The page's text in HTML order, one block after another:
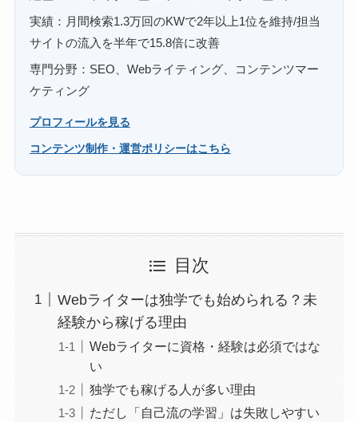
実績：月間検索1.3万回のKWで2年以上1位を維持/担当
サイトの流入を半年で15.8倍に改善
専門分野：SEO、Webライティング、コンテンツマー
ケティング
プロフィールを見る
コンテンツ制作・運営ポリシーはこちら
目次
Webライターは独学でも始められる？未
経験から稼げる理由
Webライターに資格・経験は必須ではな
い
独学でも稼げる人が多い理由
ただし「自己流の学習」は失敗しやすい